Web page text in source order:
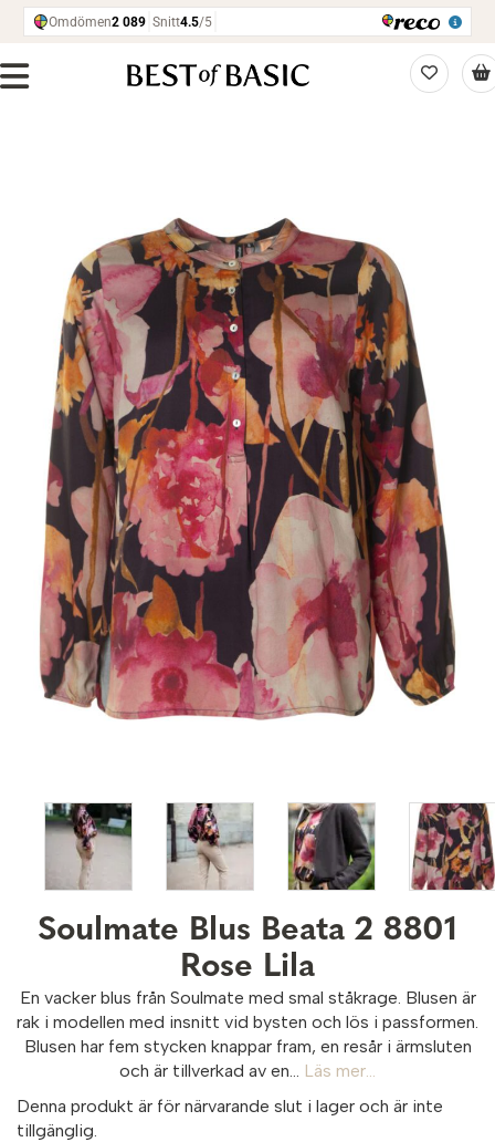
Soulmate Blus Beata 2 8801
Rose Lila
En vacker blus från Soulmate med smal ståkrage. Blusen är
rak i modellen med insnitt vid bysten och lös i passformen.
Blusen har fem stycken knappar fram, en resår i ärmsluten
och är tillverkad av en...
Läs mer...
Denna produkt är för närvarande slut i lager och är inte
tillgänglig.